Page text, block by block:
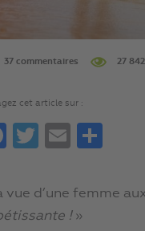
37 commentaires 27
cet article sur :
FacebookTwitterEmail
vue d’une femme
! »